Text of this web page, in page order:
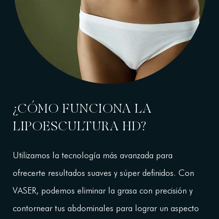
¿CÓMO FUNCIONA LA
LIPOESCULTURA HD?
Utilizamos la tecnología más avanzada para
ofrecerte resultados suaves y súper definidos. Con
VASER, podemos eliminar la grasa con precisión y
contornear tus abdominales para lograr un aspecto